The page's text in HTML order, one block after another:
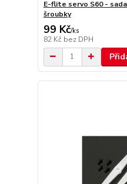
E-flite servo S60 -
šroubky
99 Kč/ks
82 Kč bez DPH